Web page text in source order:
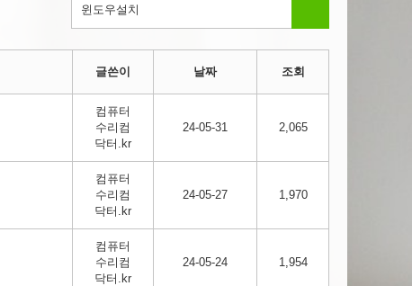
글쓴이 날짜 조회
컴퓨터
수리컴
닥터.kr
24-05-31 2,065
컴퓨터
수리컴
닥터.kr
24-05-27 1,970
컴퓨터
수리컴
닥터.kr
24-05-24 1,954